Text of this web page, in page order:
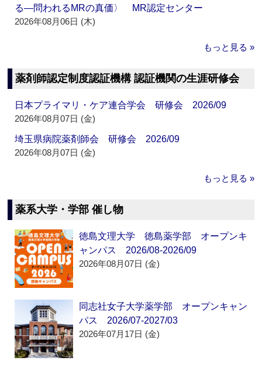
る―問われるMRの真価〉 MR認定センター
2026年08月06日 (木)
もっと見る »
薬剤師認定制度認証機構 認証機関の生涯研修会
日本プライマリ・ケア連合学会 研修会 2026/09
2026年08月07日 (金)
埼玉県病院薬剤師会 研修会 2026/09
2026年08月07日 (金)
もっと見る »
薬系大学・学部 催し物
徳島文理大学 徳島薬学部 オープンキ
ャンパス 2026/08-2026/09
2026年08月07日 (金)
同志社女子大学薬学部 オープンキャン
パス 2026/07-2027/03
2026年07月17日 (金)